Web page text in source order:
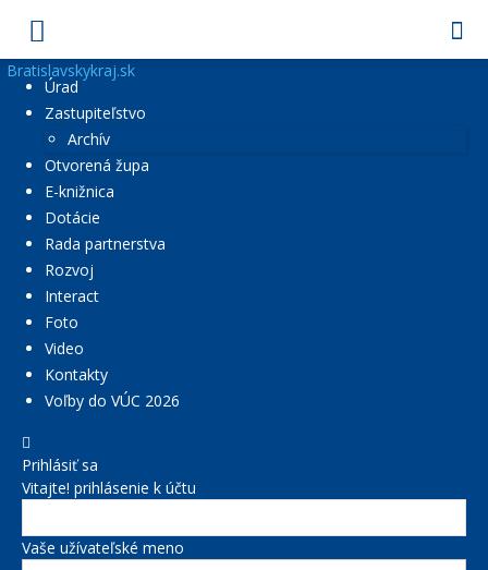
Bratislavskykraj.sk
Úrad
Zastupiteľstvo
Archív
Otvorená župa
E-knižnica
Dotácie
Rada partnerstva
Rozvoj
Interact
Foto
Video
Kontakty
Voľby do VÚC 2026
Prihlásiť sa
Vitajte! prihlásenie k účtu
Vaše užívateľské meno